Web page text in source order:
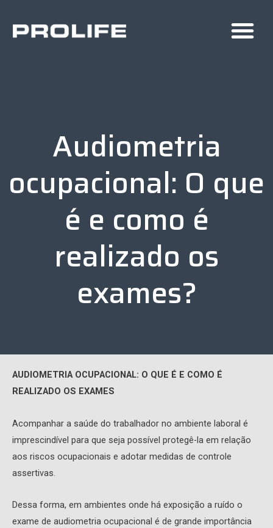
Audiometria
ocupacional: O que
é e como é
realizado os
exames?
AUDIOMETRIA OCUPACIONAL: O QUE É E COMO É
REALIZADO OS EXAMES
Acompanhar a saúde do trabalhador no ambiente laboral é
imprescindível para que seja possível protegê-la em relação
aos riscos ocupacionais e adotar medidas de controle
assertivas.
Dessa forma, em ambientes onde há exposição a ruído o
exame de audiometria ocupacional é de grande importância